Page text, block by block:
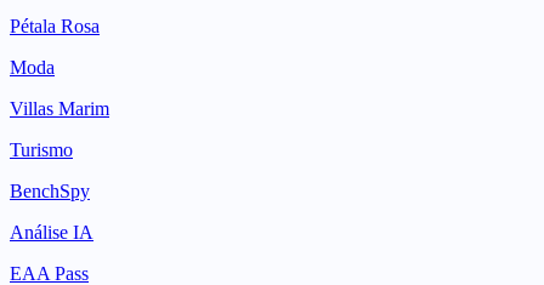
Pétala Rosa
Moda
Villas Marim
Turismo
BenchSpy
Análise IA
EAA Pass